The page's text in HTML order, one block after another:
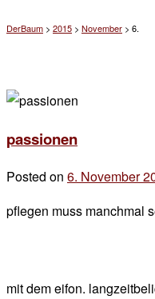
DerBaum > 2015 > November > 6.
passionen
Posted on 6. November
pflegen muss manchmal
mit dem eifon.